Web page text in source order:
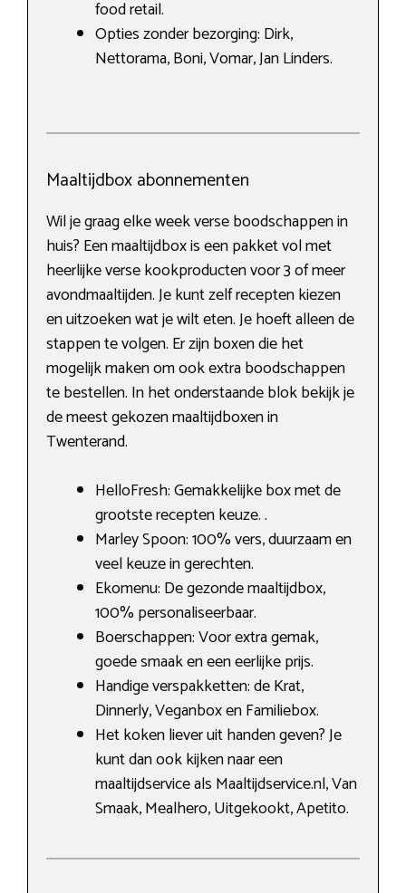
food retail.
Opties zonder bezorging: Dirk,
Nettorama, Boni, Vomar, Jan Linders.
Maaltijdbox abonnementen
Wil je graag elke week verse boodschappen in
huis? Een maaltijdbox is een pakket vol met
heerlijke verse kookproducten voor 3 of meer
avondmaaltijden. Je kunt zelf recepten kiezen
en uitzoeken wat je wilt eten. Je hoeft alleen de
stappen te volgen. Er zijn boxen die het
mogelijk maken om ook extra boodschappen
te bestellen. In het onderstaande blok bekijk je
de meest gekozen maaltijdboxen in
Twenterand.
HelloFresh: Gemakkelijke box met de
grootste recepten keuze. .
Marley Spoon: 100% vers, duurzaam en
veel keuze in gerechten.
Ekomenu: De gezonde maaltijdbox,
100% personaliseerbaar.
Boerschappen: Voor extra gemak,
goede smaak en een eerlijke prijs.
Handige verspakketten: de Krat,
Dinnerly, Veganbox en Familiebox.
Het koken liever uit handen geven? Je
kunt dan ook kijken naar een
maaltijdservice als Maaltijdservice.nl, Van
Smaak, Mealhero, Uitgekookt, Apetito.